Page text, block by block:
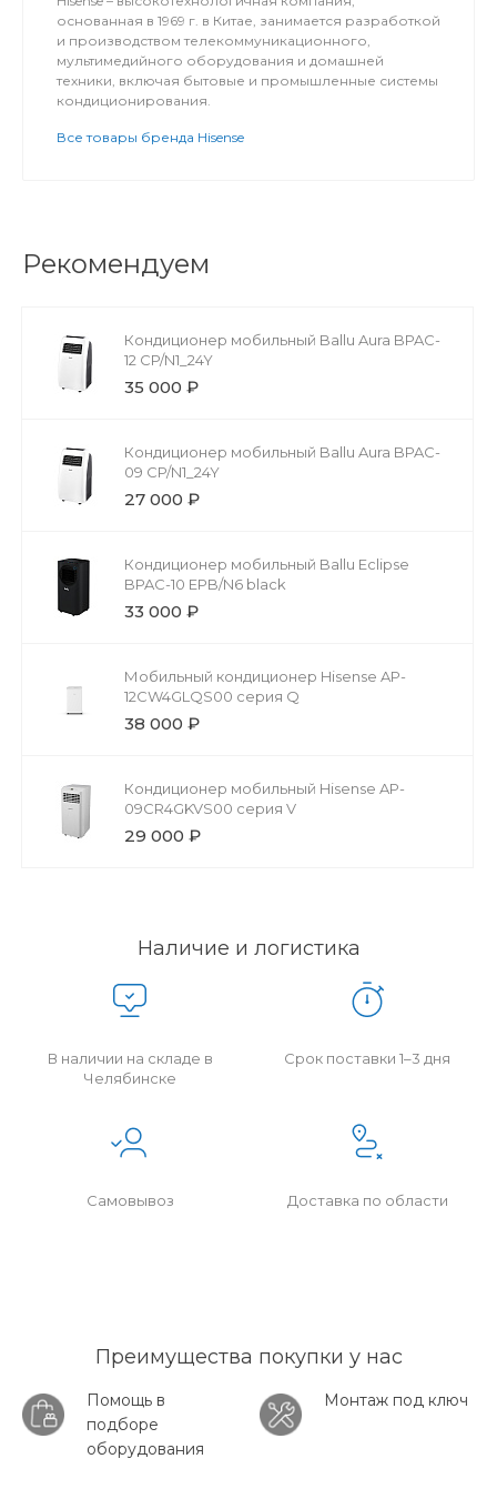
основанная в 1969 г. в Китае, занимается разработкой
и производством телекоммуникационного,
мультимедийного оборудования и домашней
техники, включая бытовые и промышленные системы
кондиционирования.
Все товары бренда Hisense
Рекомендуем
Кондиционер мобильный Ballu Aura BPAC-
12 CP/N1_24Y
35 000 ₽
Кондиционер мобильный Ballu Aura BPAC-
09 CP/N1_24Y
27 000 ₽
Кондиционер мобильный Ballu Eclipse
BPAC-10 EPB/N6 black
33 000 ₽
Мобильный кондиционер Hisense AP-
12CW4GLQS00 серия Q
38 000 ₽
Кондиционер мобильный Hisense AP-
09CR4GKVS00 серия V
29 000 ₽
Наличие и логистика
В наличии на складе в
Челябинске
Срок поставки 1–3 дня
Самовывоз Доставка по области
Преимущества покупки у нас
Помощь в
подборе
оборудования
Монтаж под ключ